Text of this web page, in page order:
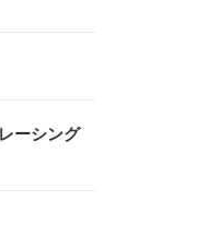
ーシング